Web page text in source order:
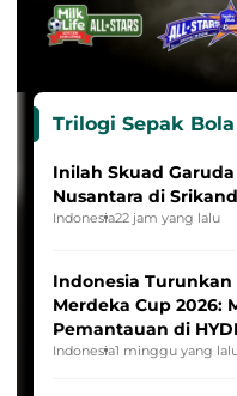
Trilogi Sepak
Inilah Skuad
Nusantara di
Indonesia22 jam yang lalu
Indonesia
Merdeka Cup 2026:
Pemantauan di
League
Indonesia1 minggu yang